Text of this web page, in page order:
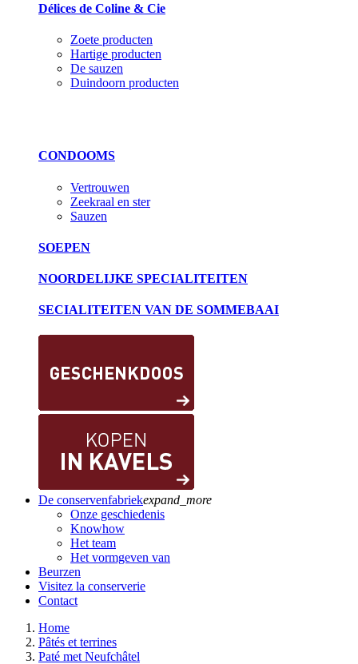
Délices de Coline & Cie
Zoete producten
Hartige producten
De sauzen
Duindoorn producten
CONDOOMS
Vertrouwen
Zeekraal en ster
Sauzen
SOEPEN
NOORDELIJKE SPECIALITEITEN
SECIALITEITEN VAN DE SOMMEBAAI
De conservenfabriekexpand_more
Onze geschiedenis
Knowhow
Het team
Het vormgeven van
Beurzen
Visitez la conserverie
Contact
Home
Pâtés et terrines
Paté met Neufchâtel